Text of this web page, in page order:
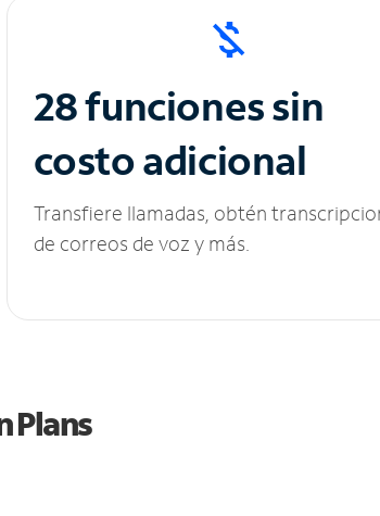
28 funciones sin
costo adicional
Transfiere llamadas, obtén
de correos de voz y más.
Plans